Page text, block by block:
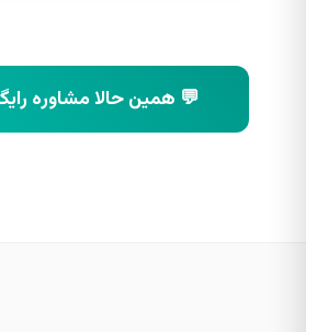
💬 همین حالا مشاوره